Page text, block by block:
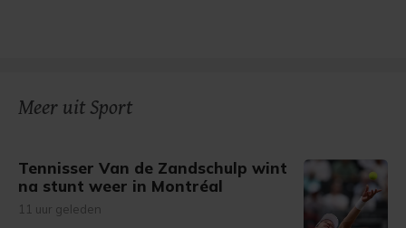
Meer uit Sport
Tennisser Van de Zandschulp wint
na stunt weer in Montréal
11 uur geleden